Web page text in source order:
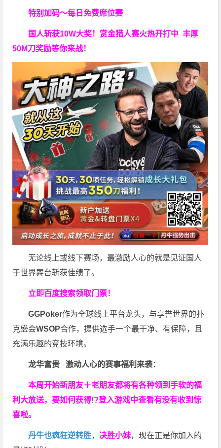
特别加码～每日免费席位赛
国人斩获10W大奖！ 赏金猎人赛火热开打中 丰厚
50M刀奖励等你来战！
无论线上或线下赛场，最激励人心的就是见证国人
于世界舞台斩获佳绩了。
立即百度搜索领取门票！
GGPoker作为全球线上平台龙头，与享誉世界的扑
克盛会WSOP合作，提供选手一个最干净、有保障，且
充满乐趣的竞技环境。
龙华富贵 激动人心的赛事福利来袭：
本周开始新朋友＋老朋友都将有各种领到手软的福
利大放送，要如何获得!?登入游戏中查看有没有收到惊
喜啦。
丹牛也疯狂逆转胜， 决胜小妹，现在正是你加入的